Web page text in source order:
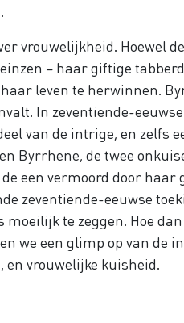
vrouwelijkheid. Hoewel
– haar giftige
leven te herwinnen.
In zeventiende-eeuwse
van de intrige, en zelfs
Byrrhene, de twee
een vermoord door haar
zeventiende-eeuwse
te zeggen. Hoe
we een glimp op van de
en vrouwelijke kuisheid.